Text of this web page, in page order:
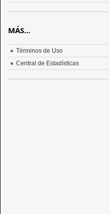
MÁS...
Términos de Uso
Central de Estadísticas